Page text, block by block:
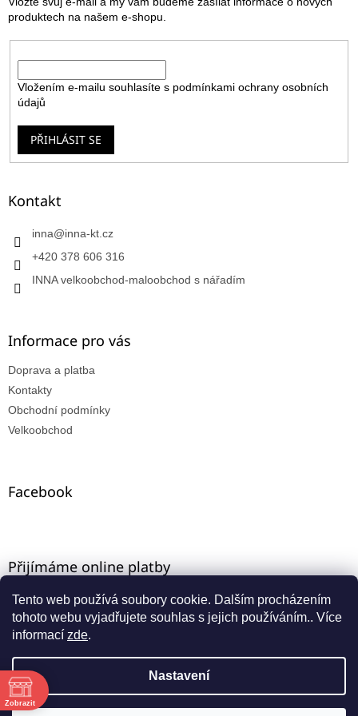
Tento web používá soubory cookie. Dalším procházením
tohoto webu vyjadřujete souhlas s jejich používáním.. Více
informací zde.
Nastavení
Máte-li u nás VO registraci, zadejte e-mail ze starého e-
produktech na našem e-shopu.
Vložením e-mailu souhlasíte s podmínkami ochrany osobních
údajů
PŘIHLÁSIT SE
Kontakt
inna@inna-kt.cz
+420 378 606 316
INNA velkoobchod-maloobchod s nářadím
Informace pro vás
Doprava a platba
Kontakty
Obchodní podmínky
Velkoobchod
Facebook
Přijímáme online platby
Vytvořil Shoptet
Zobrazit